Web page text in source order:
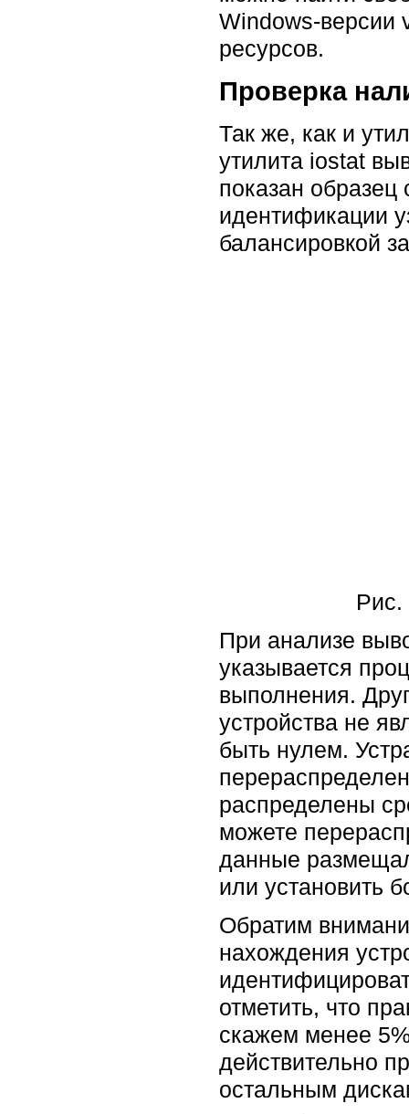
Windows-версии
ресурсов.
Проверка
Так же, как и
утилита iostat
показан образец
идентификации
балансировкой
Рис.
При анализе
указывается
выполнения.
устройства не
быть нулем.
распределены
можете
данные
или установить
Обратим
нахождения
отметить, что
скажем менее
действительно
остальным